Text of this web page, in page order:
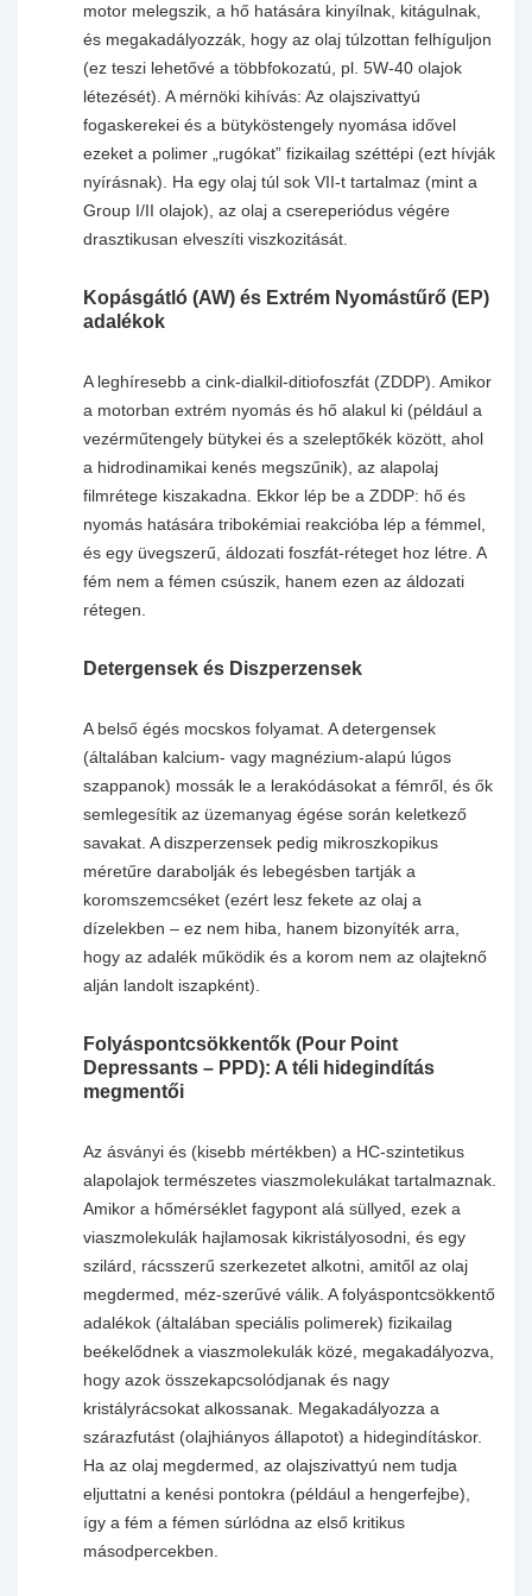
motor melegszik, a hő hatására kinyílnak, kitágulnak,
és megakadályozzák, hogy az olaj túlzottan felhíguljon
(ez teszi lehetővé a többfokozatú, pl. 5W-40 olajok
létezését). A mérnöki kihívás: Az olajszivattyú
fogaskerekei és a bütyköstengely nyomása idővel
ezeket a polimer „rugókat” fizikailag széttépi (ezt hívják
nyírásnak). Ha egy olaj túl sok VII-t tartalmaz (mint a
Group I/II olajok), az olaj a csereperiódus végére
drasztikusan elveszíti viszkozitását.
Kopásgátló (AW) és Extrém Nyomástűrő (EP)
adalékok
A leghíresebb a cink-dialkil-ditiofoszfát (ZDDP). Amikor
a motorban extrém nyomás és hő alakul ki (például a
vezérműtengely bütykei és a szeleptőkék között, ahol
a hidrodinamikai kenés megszűnik), az alapolaj
filmrétege kiszakadna. Ekkor lép be a ZDDP: hő és
nyomás hatására tribokémiai reakcióba lép a fémmel,
és egy üvegszerű, áldozati foszfát-réteget hoz létre. A
fém nem a fémen csúszik, hanem ezen az áldozati
rétegen.
Detergensek és Diszperzensek
A belső égés mocskos folyamat. A detergensek
(általában kalcium- vagy magnézium-alapú lúgos
szappanok) mossák le a lerakódásokat a fémről, és ők
semlegesítik az üzemanyag égése során keletkező
savakat. A diszperzensek pedig mikroszkopikus
méretűre darabolják és lebegésben tartják a
koromszemcséket (ezért lesz fekete az olaj a
dízelekben – ez nem hiba, hanem bizonyíték arra,
hogy az adalék működik és a korom nem az olajteknő
alján landolt iszapként).
Folyáspontcsökkentők (Pour Point
Depressants – PPD): A téli hidegindítás
megmentői
Az ásványi és (kisebb mértékben) a HC-szintetikus
alapolajok természetes viaszmolekulákat tartalmaznak.
Amikor a hőmérséklet fagypont alá süllyed, ezek a
viaszmolekulák hajlamosak kikristályosodni, és egy
szilárd, rácsszerű szerkezetet alkotni, amitől az olaj
megdermed, méz-szerűvé válik. A folyáspontcsökkentő
adalékok (általában speciális polimerek) fizikailag
beékelődnek a viaszmolekulák közé, megakadályozva,
hogy azok összekapcsolódjanak és nagy
kristályrácsokat alkossanak. Megakadályozza a
szárazfutást (olajhiányos állapotot) a hidegindításkor.
Ha az olaj megdermed, az olajszivattyú nem tudja
eljuttatni a kenési pontokra (például a hengerfejbe),
így a fém a fémen súrlódna az első kritikus
másodpercekben.